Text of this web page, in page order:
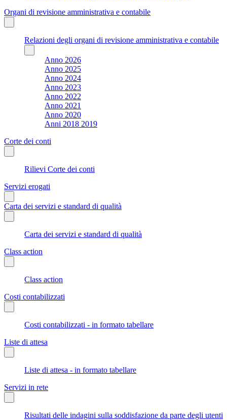
Organi di revisione amministrativa e contabile
Relazioni degli organi di revisione amministrativa e contabile
Anno 2026
Anno 2025
Anno 2024
Anno 2023
Anno 2022
Anno 2021
Anno 2020
Anni 2018 2019
Corte dei conti
Rilievi Corte dei conti
Servizi erogati
Carta dei servizi e standard di qualità
Carta dei servizi e standard di qualità
Class action
Class action
Costi contabilizzati
Costi contabilizzati - in formato tabellare
Liste di attesa
Liste di attesa - in formato tabellare
Servizi in rete
Risultati delle indagini sulla soddisfazione da parte degli utenti